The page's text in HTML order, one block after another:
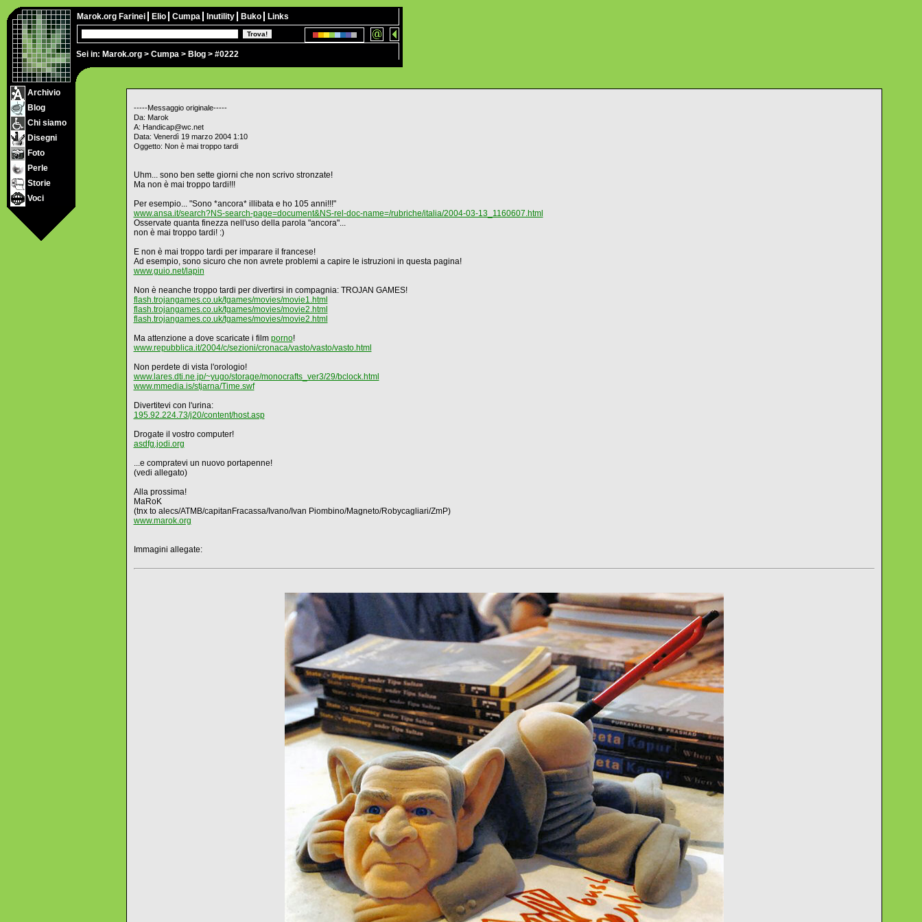
Sei in: Marok.org > Cumpa > Blog > #0222
Marok.org Farinei Elio Cumpa Inutility Buko Links
Archivio
Blog
Chi siamo
Disegni
Foto
Perle
Storie
Voci
-----Messaggio originale-----
Da: Marok
A: Handicap@wc.net
Data: Venerdì 19 marzo 2004 1:10
Oggetto: Non è mai troppo tardi
Uhm... sono ben sette giorni che non scrivo stronzate!
Ma non è mai troppo tardi!!!
Per esempio... "Sono *ancora* illibata e ho 105 anni!!!"
www.ansa.it/search?NS-search-page=document&NS-rel-doc-name=/rubriche/italia/2004-03-13_1160607.html
Osservate quanta finezza nell'uso della parola "ancora"...
non è mai troppo tardi! :)
E non è mai troppo tardi per imparare il francese!
Ad esempio, sono sicuro che non avrete problemi a capire le istruzioni in questa pagina!
www.guio.net/lapin
Non è neanche troppo tardi per divertirsi in compagnia: TROJAN GAMES!
flash.trojangames.co.uk/tgames/movies/movie1.html
flash.trojangames.co.uk/tgames/movies/movie2.html
flash.trojangames.co.uk/tgames/movies/movie2.html
Ma attenzione a dove scaricate i film porno!
www.repubblica.it/2004/c/sezioni/cronaca/vasto/vasto/vasto.html
Non perdete di vista l'orologio!
www.lares.dti.ne.jp/~yugo/storage/monocrafts_ver3/29/bclock.html
www.mmedia.is/stjarna/Time.swf
Divertitevi con l'urina:
195.92.224.73/j20/content/host.asp
Drogate il vostro computer!
asdfg.jodi.org
...e compratevi un nuovo portapenne!
(vedi allegato)
Alla prossima!
MaRoK
(tnx to alecs/ATMB/capitanFracassa/Ivano/Ivan Piombino/Magneto/Robycagliari/ZmP)
www.marok.org
Immagini allegate: